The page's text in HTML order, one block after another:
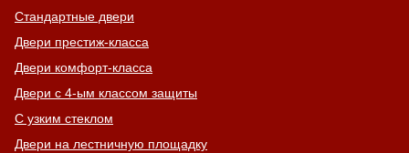
Стандартные двери
Двери престиж-класса
Двери комфорт-класса
Двери с 4-ым классом защиты
С узким стеклом
Двери на лестничную площадку